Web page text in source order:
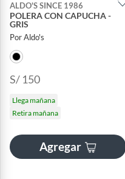
ALDO'S SINCE 1986
POLERA CON CAPUCHA -
GRIS
Por Aldo's
S/ 150
Llega mañana
Retira mañana
Agregar